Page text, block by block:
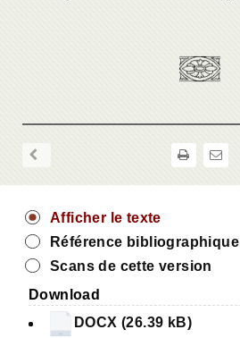
Afficher le texte
Référence bibliographique
Scans de cette version
Download
DOCX (26.39 kB)